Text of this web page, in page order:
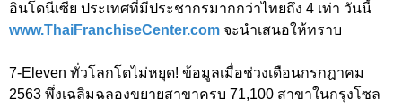
อินโดนีเซีย ประเทศที่มีประชากรมากกว่าไทยถึง 4 เท่า วันนี้
www.ThaiFranchiseCenter.com จะนำเสนอให้ทราบ
7-Eleven ทั่วโลกโตไม่หยุด! ข้อมูลเมื่อช่วงเดือนกรกฎาคม
2563 พึ่งเฉลิมฉลองขยายสาขาครบ 71,100 สาขาในกรุงโซล